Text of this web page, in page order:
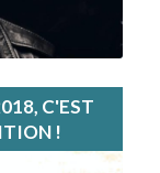
C'EST
!